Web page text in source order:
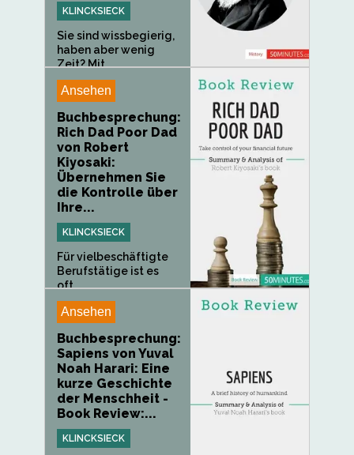
KLINCKSIECK
Sie sind wissbegierig,
haben aber wenig
Zeit? Mit...
Ansehen
Buchbesprechung:
Rich Dad Poor Dad
von Robert
Kiyosaki:
Übernehmen Sie
die Kontrolle über
Ihre...
KLINCKSIECK
Für vielbeschäftigte
Berufstätige ist es
oft...
Ansehen
Buchbesprechung:
Sapiens von Yuval
Noah Harari: Eine
kurze Geschichte
der Menschheit -
Book Review:...
KLINCKSIECK